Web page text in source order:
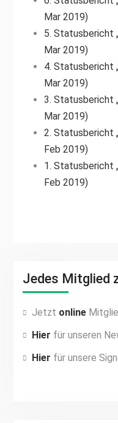
Mar 2019)
5. Statusbericht
Mar 2019)
4. Statusbericht
Mar 2019)
3. Statusbericht
Mar 2019)
2. Statusbericht
Feb 2019)
1. Statusbericht
Feb 2019)
Jedes Mitglied
Jetzt online
Hier für unseren
Hier für unsere